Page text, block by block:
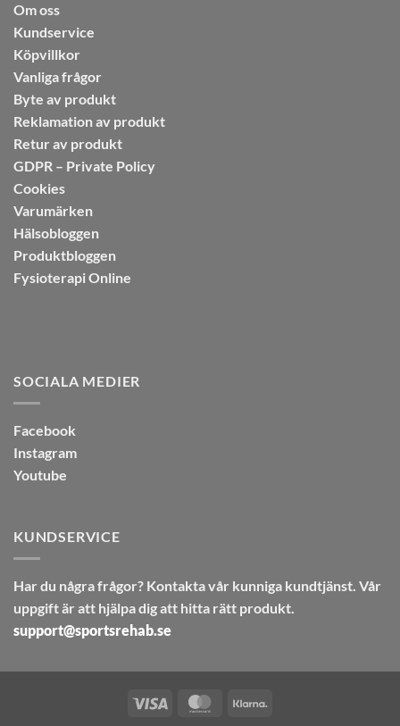
Om oss
Kundservice
Köpvillkor
Vanliga frågor
Byte av produkt
Reklamation av produkt
Retur av produkt
GDPR – Private Policy
Cookies
Varumärken
Hälsobloggen
Produktbloggen
Fysioterapi Online
SOCIALA MEDIER
Facebook
Instagram
Youtube
KUNDSERVICE
Har du några frågor? Kontakta vår kunniga kundtjänst. Vår
uppgift är att hjälpa dig att hitta rätt produkt.
support@sportsrehab.se
Visa MasterCard